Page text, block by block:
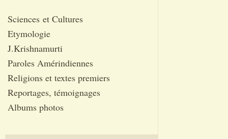
Sciences et Cultures
Etymologie
J.Krishnamurti
Paroles Amérindiennes
Religions et textes premiers
Reportages, témoignages
Albums photos